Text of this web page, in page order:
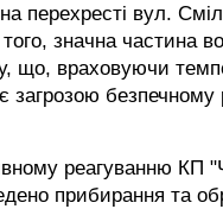
перехресті вул.
значна частина
що, враховуючи
загрозою безпечному
реагуванню КП
прибирання та